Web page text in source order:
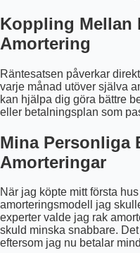
Koppling Mellan
Amortering
Räntesatsen påverkar
varje månad utöver själva
kan hjälpa dig göra bättre
eller betalningsplan som
Mina Personliga
Amorteringar
När jag köpte mitt första
amorteringsmodell jag
experter valde jag rak
skuld minska snabbare.
eftersom jag nu betalar